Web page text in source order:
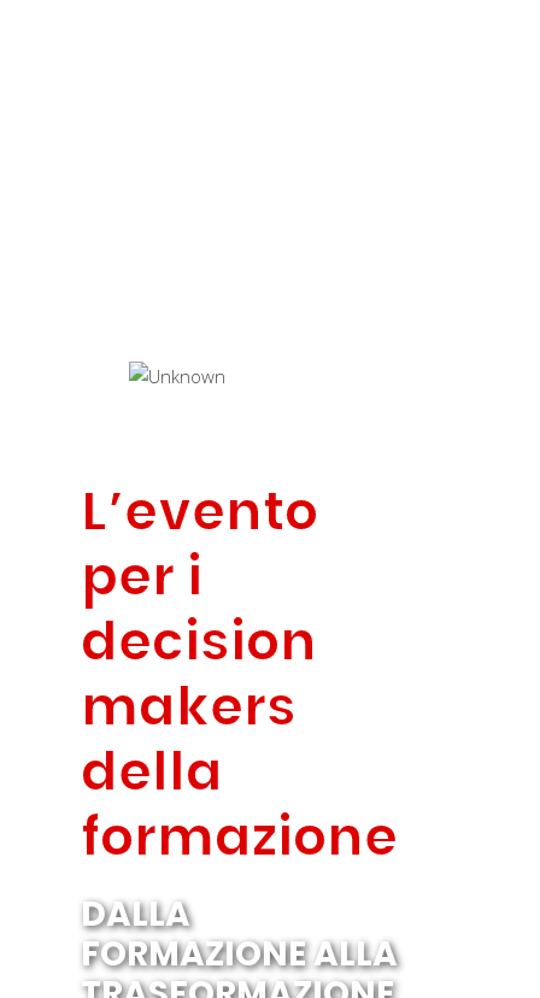
L’evento
per i
decision
makers
della
formazione
DALLA
FORMAZIONE ALLA